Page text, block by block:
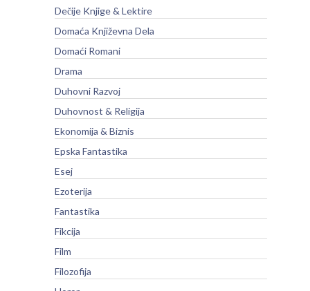
Dečije Knjige & Lektire
Domaća Književna Dela
Domaći Romani
Drama
Duhovni Razvoj
Duhovnost & Religija
Ekonomija & Biznis
Epska Fantastika
Esej
Ezoterija
Fantastika
Fikcija
Film
Filozofija